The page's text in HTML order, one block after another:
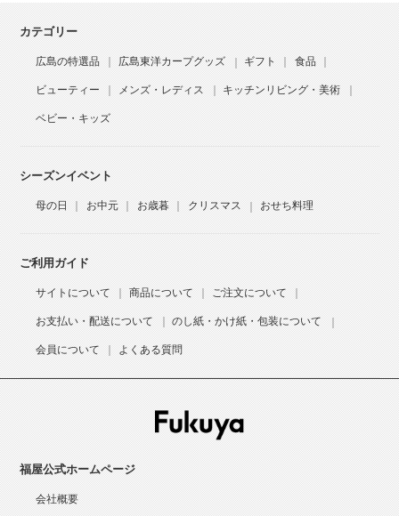
カテゴリー
広島の特選品 広島東洋カープグッズ ギフト 食品
ビューティー メンズ・レディス キッチンリビング・美術
ベビー・キッズ
シーズンイベント
母の日 お中元 お歳暮 クリスマス おせち料理
ご利用ガイド
サイトについて 商品について ご注文について
お支払い・配送について のし紙・かけ紙・包装について
会員について よくある質問
福屋公式ホームページ
会社概要